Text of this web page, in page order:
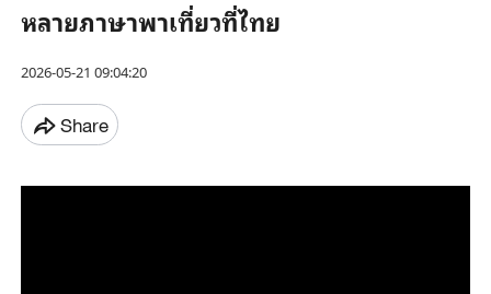
หลายภาษาพาเที่ยวที่ไทย
2026-05-21 09:04:20
Share